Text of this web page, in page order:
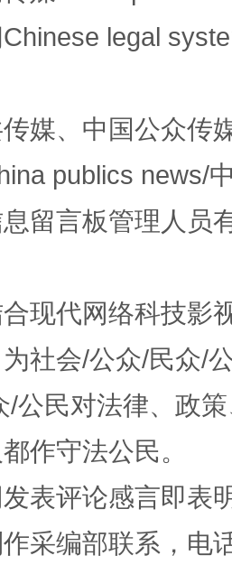
背后
症？
legal
媒、中国公众传
publics news/
留言板管理人员
现代网络科技影
社会/公众/民众/
/公民对法律、政
作守法公民。
表评论感言即表
采编部联系，电